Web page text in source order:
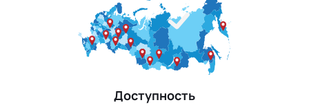
Доступность